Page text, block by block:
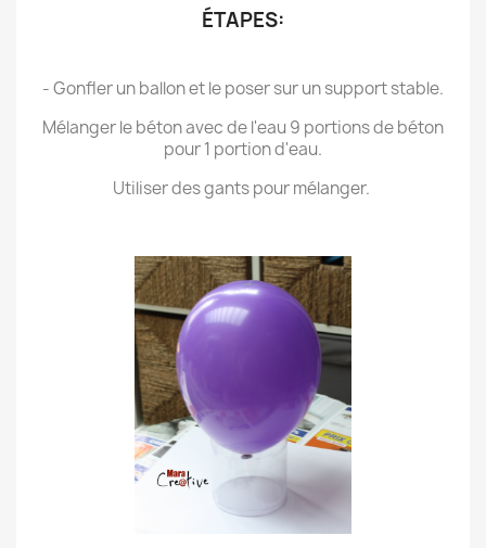
ÉTAPES:
- Gonfler un ballon et le poser sur un support stable.
Mélanger le béton avec de l'eau 9 portions de béton
pour 1 portion d'eau.
Utiliser des gants pour mélanger.